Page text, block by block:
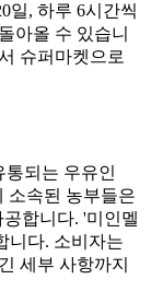
일, 하루 6시간씩
아올 수 있습니
슈퍼마켓으로
통되는 우유인
소속된 농부들은
합니다. '미인멜
니다. 소비자는
세부 사항까지